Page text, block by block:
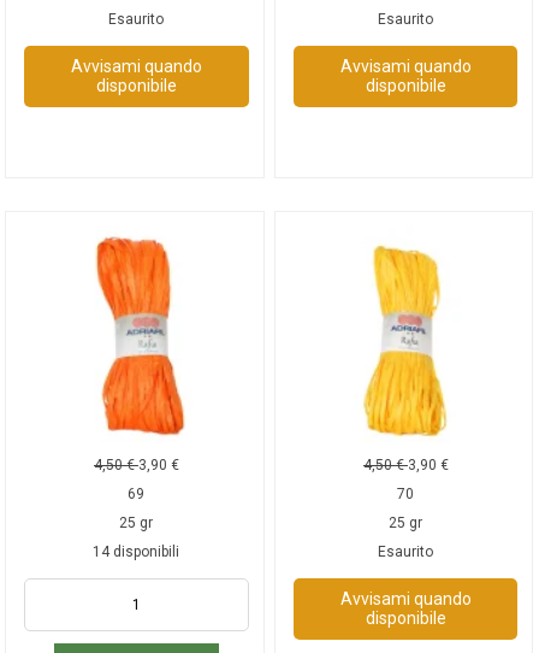
Esaurito
Avvisami quando
disponibile
Esaurito
Avvisami quando
disponibile
4,50€ 3,90 €
69
25 gr
14 disponibili
4,50€ 3,90 €
70
25 gr
Esaurito
Avvisami quando
disponibile